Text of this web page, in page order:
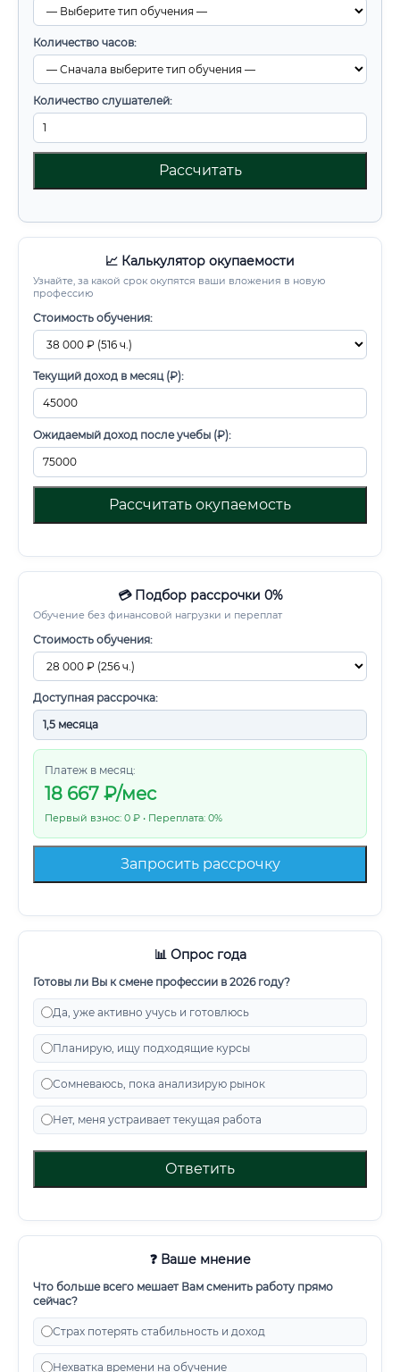
Количество часов:
Количество слушателей:
Рассчитать
📈 Калькулятор окупаемости
Узнайте, за какой срок окупятся ваши вложения в новую
профессию
Стоимость обучения:
Текущий доход в месяц (₽):
Ожидаемый доход после учебы (₽):
Рассчитать окупаемость
💳 Подбор рассрочки 0%
Обучение без финансовой нагрузки и переплат
Стоимость обучения:
Доступная рассрочка:
Платеж в месяц:
18 667 ₽/мес
Первый взнос: 0 ₽ • Переплата: 0%
Запросить рассрочку
📊 Опрос года
Готовы ли Вы к смене профессии в 2026 году?
Да, уже активно учусь и готовлюсь
Планирую, ищу подходящие курсы
Сомневаюсь, пока анализирую рынок
Нет, меня устраивает текущая работа
Ответить
❓ Ваше мнение
Что больше всего мешает Вам сменить работу прямо
сейчас?
Страх потерять стабильность и доход
Нехватка времени на обучение